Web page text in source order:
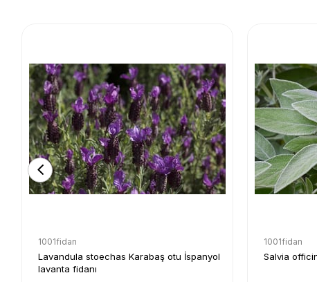
1001fidan
Lavandula stoechas Karabaş otu İspanyol
lavanta fidanı
1001fidan
Salvia